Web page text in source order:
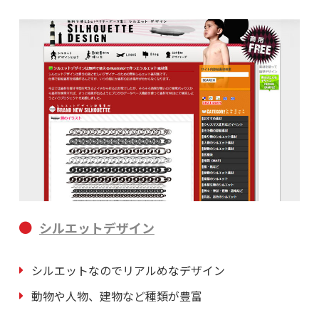
シルエットデザイン
シルエットなのでリアルめなデザイン
動物や人物、建物など種類が豊富